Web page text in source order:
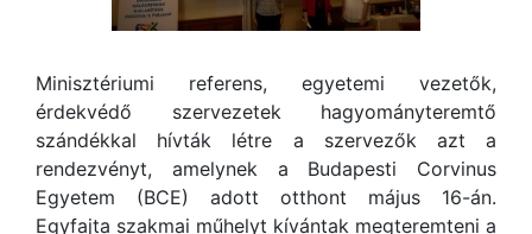
Minisztériumi referens, egyetemi vezetők,
érdekvédő szervezetek hagyományteremtő
szándékkal hívták létre a szervezők azt a
rendezvényt, amelynek a Budapesti Corvinus
Egyetem (BCE) adott otthont május 16-án.
Egyfajta szakmai műhelyt kívántak megteremteni a